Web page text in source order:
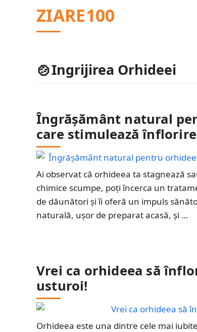
ZIARE100
Ingrijirea Orhideei
Îngrășământ natural
care stimulează
Ai observat că orhideea ta stagnează
chimice scumpe, poți încerca un
de dăunători și îi oferă un impuls
naturală, ușor de preparat acasă, și …
Vrei ca orhideea să
usturoi!
Orhideea este una dintre cele mai